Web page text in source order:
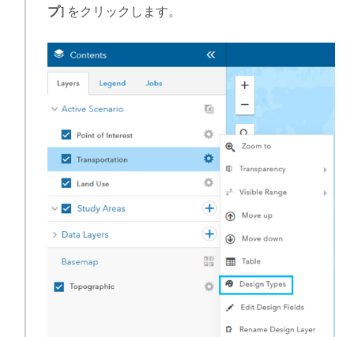
プ]をクリックします。